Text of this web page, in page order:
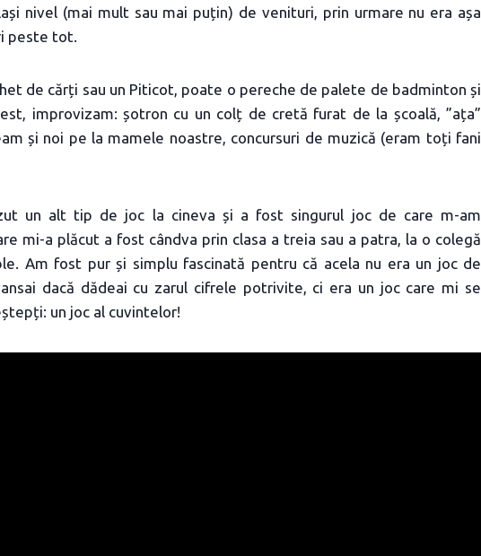
nivel (mai mult sau mai puțin) de venituri, prin urmare nu era așa
peste tot.
de cărți sau un Piticot, poate o pereche de palete de badminton și
improvizam: șotron cu un colț de cretă furat de la școală, ”ața”
și noi pe la mamele noastre, concursuri de muzică (eram toți fani
un alt tip de joc la cineva și a fost singurul joc de care m-am
mi-a plăcut a fost cândva prin clasa a treia sau a patra, la o colegă
Am fost pur și simplu fascinată pentru că acela nu era un joc de
dacă dădeai cu zarul cifrele potrivite, ci era un joc care mi se
un joc al cuvintelor!